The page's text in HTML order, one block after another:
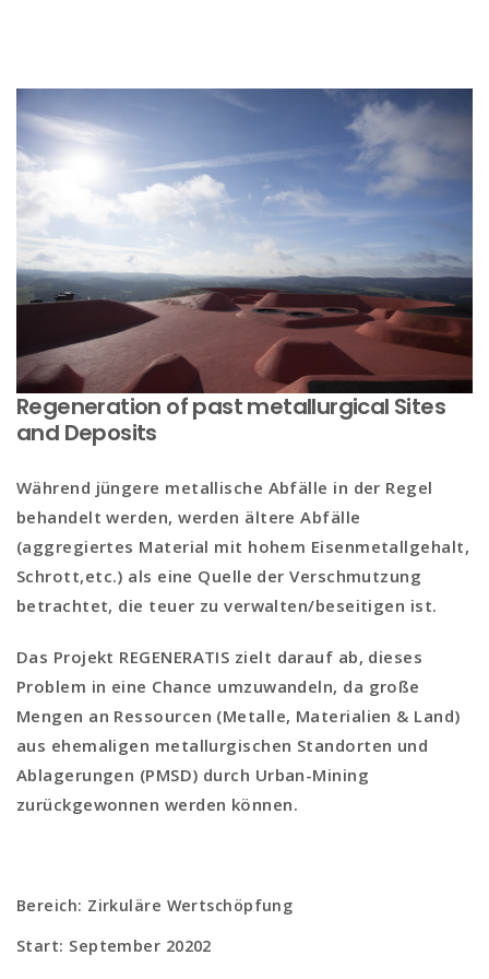
Regeneration of past metallurgical Sites
and Deposits
Während jüngere metallische Abfälle in der Regel
behandelt werden, werden ältere Abfälle
(aggregiertes Material mit hohem Eisenmetallgehalt,
Schrott,etc.) als eine Quelle der Verschmutzung
betrachtet, die teuer zu verwalten/beseitigen ist.
Das Projekt REGENERATIS zielt darauf ab, dieses
Problem in eine Chance umzuwandeln, da große
Mengen an Ressourcen (Metalle, Materialien & Land)
aus ehemaligen metallurgischen Standorten und
Ablagerungen (PMSD) durch Urban-Mining
zurückgewonnen werden können.
Bereich: Zirkuläre Wertschöpfung
Start: September 20202